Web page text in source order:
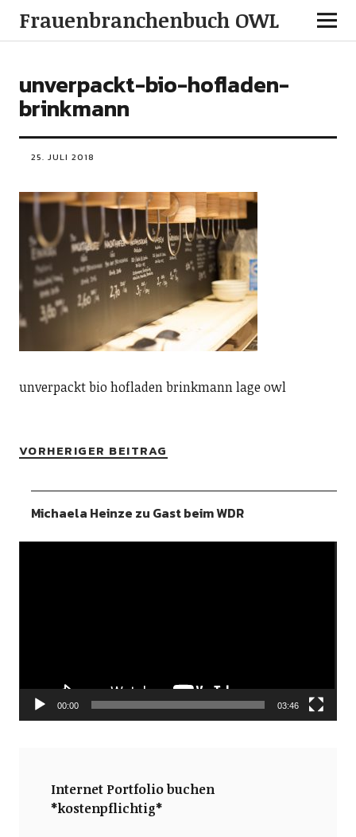
Frauenbranchenbuch OWL
unverpackt-bio-hofladen-
brinkmann
25. JULI 2018
unverpackt bio hofladen brinkmann lage owl
VORHERIGER BEITRAG
Michaela Heinze zu Gast beim WDR
00:00 03:46
Internet Portfolio buchen
*kostenpflichtig*